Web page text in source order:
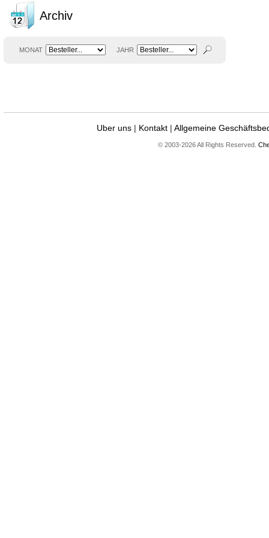
Archiv
MONAT JAHR
Uber uns | Kontakt |Allgemeine
© 2003-2026 All Rights Reserved.